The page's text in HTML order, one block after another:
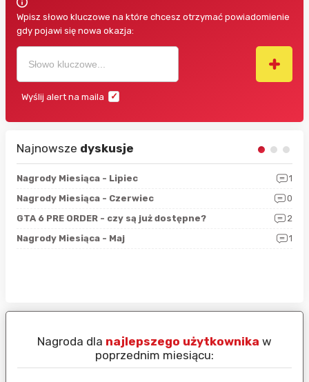
Wpisz słowo kluczowe na które chcesz otrzymać powiadomienie
gdy pojawi się nowa okazja:
Wyślij alert na maila
Najnowsze dyskusje
Nagrody Miesiąca - Lipiec
1
Nagrody Miesiąca - Czerwiec
0
GTA 6 PRE ORDER - czy są już dostępne?
2
Nagrody Miesiąca - Maj
1
Nagroda dla najlepszego użytkownika w
poprzednim miesiącu: